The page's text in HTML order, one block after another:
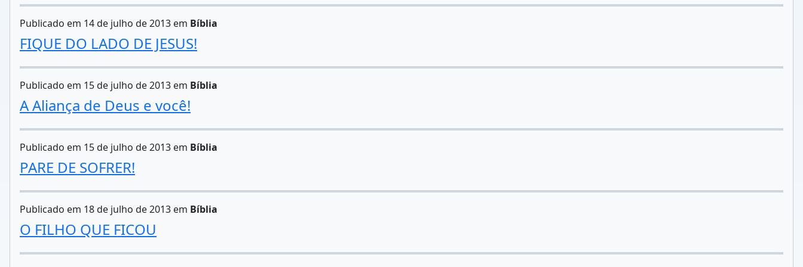
Publicado em 14 de julho de 2013 em Bíblia
FIQUE DO LADO DE JESUS!
Publicado em 15 de julho de 2013 em Bíblia
A Aliança de Deus e você!
Publicado em 15 de julho de 2013 em Bíblia
PARE DE SOFRER!
Publicado em 18 de julho de 2013 em Bíblia
O FILHO QUE FICOU